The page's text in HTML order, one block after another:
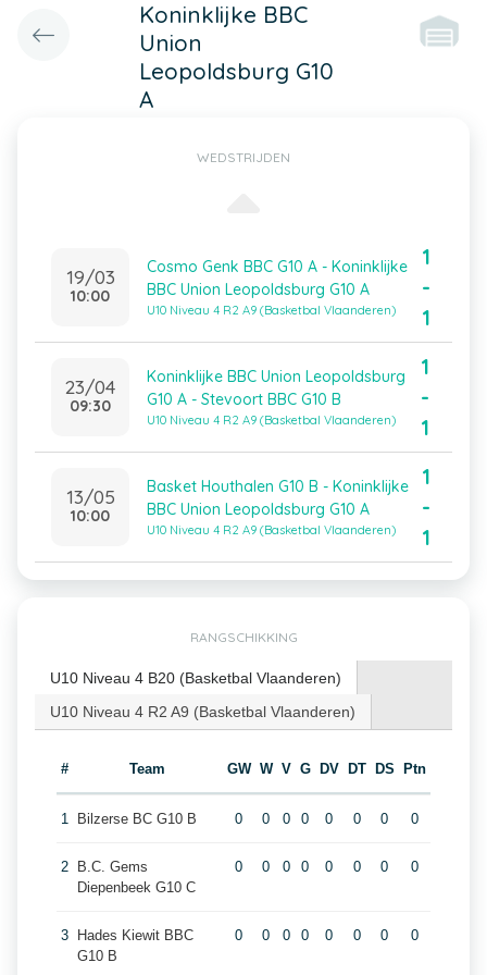
Koninklijke BBC
Union
Leopoldsburg G10
A
WEDSTRIJDEN
19/03
10:00
Cosmo Genk BBC G10 A - Koninklijke
BBC Union Leopoldsburg G10 A
U10 Niveau 4 R2 A9 (Basketbal Vlaanderen)
1
-
1
23/04
09:30
Koninklijke BBC Union Leopoldsburg
G10 A - Stevoort BBC G10 B
U10 Niveau 4 R2 A9 (Basketbal Vlaanderen)
1
-
1
13/05
10:00
Basket Houthalen G10 B - Koninklijke
BBC Union Leopoldsburg G10 A
U10 Niveau 4 R2 A9 (Basketbal Vlaanderen)
1
-
1
RANGSCHIKKING
U10 Niveau 4 B20 (Basketbal Vlaanderen)
U10 Niveau 4 R2 A9 (Basketbal Vlaanderen)
# Team GW W V G DV DT DS Ptn
1 Bilzerse BC G10 B 0 0 0 0 0 0 0 0
2
B.C. Gems
Diepenbeek G10 C
0 0 0 0 0 0 0 0
3
Hades Kiewit BBC
G10 B
0 0 0 0 0 0 0 0